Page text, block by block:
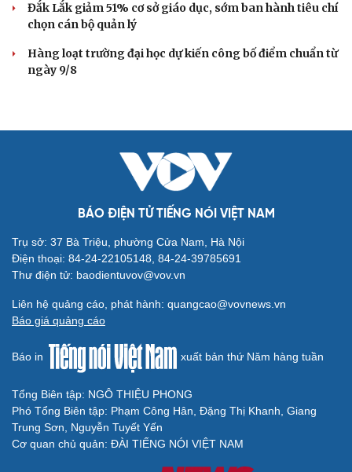
Đắk Lắk giảm 51% cơ sở giáo dục, sớm ban hành tiêu chí
chọn cán bộ quản lý
Hàng loạt trường đại học dự kiến công bố điểm chuẩn từ
ngày 9/8
BÁO ĐIỆN TỬ TIẾNG NÓI VIỆT NAM
Trụ sở: 37 Bà Triệu, phường Cửa Nam, Hà Nội
Điện thoại: 84-24-22105148, 84-24-39785691
Thư điện tử: baodientuvov@vov.vn
Liên hệ quảng cáo, phát hành: quangcao@vovnews.vn
Báo giá quảng cáo
Báo in xuất bản thứ Năm hàng tuần
Tổng Biên tập: NGÔ THIỆU PHONG
Phó Tổng Biên tập: Phạm Công Hân, Đặng Thị Khanh, Giang
Trung Sơn, Nguyễn Tuyết Yến
Cơ quan chủ quản: ĐÀI TIẾNG NÓI VIỆT NAM